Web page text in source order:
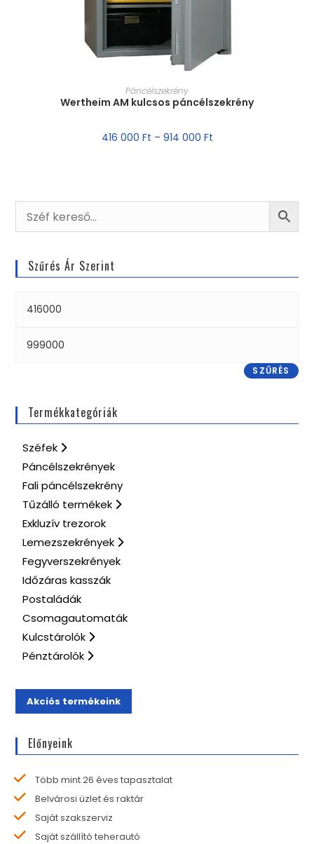
MÉRET VÁLASZTÁSA
Páncélszekrény
Wertheim AM kulcsos páncélszekrény
416 000 Ft – 914 000 Ft
Szűrés Ár Szerint
SZŰRÉS
Termékkategóriák
Széfek
Páncélszekrények
Fali páncélszekrény
Tűzálló termékek
Exkluzív trezorok
Lemezszekrények
Fegyverszekrények
Időzáras kasszák
Postaládák
Csomagautomaták
Kulcstárolók
Pénztárolók
Akciós termékeink
Előnyeink
Több mint 26 éves tapasztalat
Belvárosi üzlet és raktár
Saját szakszerviz
Saját szállító teherautó